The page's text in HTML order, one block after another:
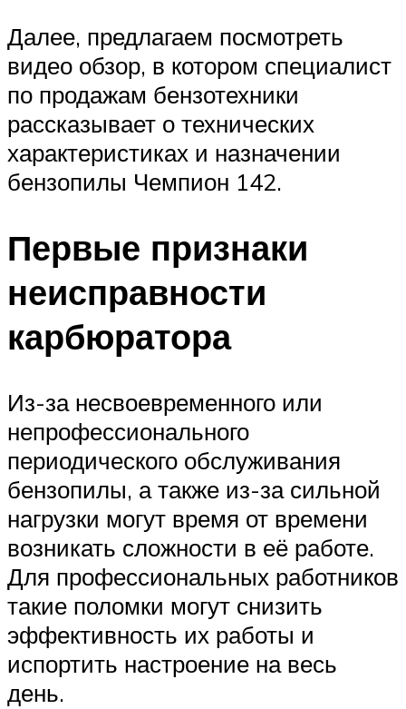
Далее, предлагаем посмотреть
видео обзор, в котором специалист
по продажам бензотехники
рассказывает о технических
характеристиках и назначении
бензопилы Чемпион 142.
Первые признаки
неисправности
карбюратора
Из-за несвоевременного или
непрофессионального
периодического обслуживания
бензопилы, а также из-за сильной
нагрузки могут время от времени
возникать сложности в её работе.
Для профессиональных работников
такие поломки могут снизить
эффективность их работы и
испортить настроение на весь
день.